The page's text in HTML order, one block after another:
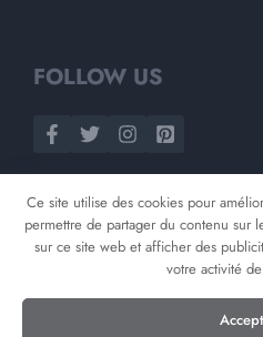
FOLLOW US
©2026Opnminded
Ce site utilise des cookies pour
permettre de partager du contenu sur
sur ce site web et afficher des
votre activité